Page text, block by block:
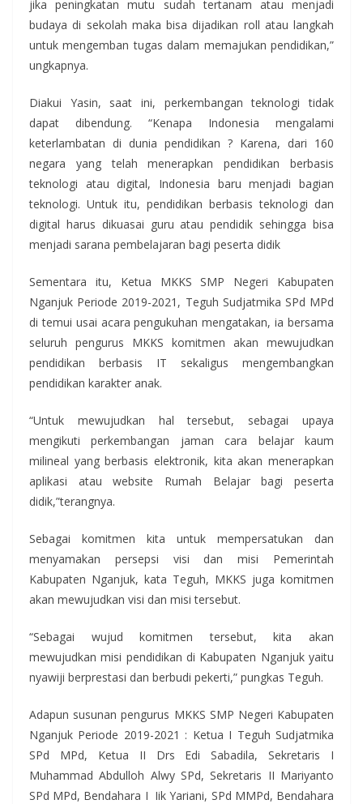
jika peningkatan mutu sudah tertanam atau menjadi
budaya di sekolah maka bisa dijadikan roll atau langkah
untuk mengemban tugas dalam memajukan pendidikan,”
ungkapnya.
Diakui Yasin, saat ini, perkembangan teknologi tidak
dapat dibendung. “Kenapa Indonesia mengalami
keterlambatan di dunia pendidikan ? Karena, dari 160
negara yang telah menerapkan pendidikan berbasis
teknologi atau digital, Indonesia baru menjadi bagian
teknologi. Untuk itu, pendidikan berbasis teknologi dan
digital harus dikuasai guru atau pendidik sehingga bisa
menjadi sarana pembelajaran bagi peserta didik
Sementara itu, Ketua MKKS SMP Negeri Kabupaten
Nganjuk Periode 2019-2021, Teguh Sudjatmika SPd MPd
di temui usai acara pengukuhan mengatakan, ia bersama
seluruh pengurus MKKS komitmen akan mewujudkan
pendidikan berbasis IT sekaligus mengembangkan
pendidikan karakter anak.
“Untuk mewujudkan hal tersebut, sebagai upaya
mengikuti perkembangan jaman cara belajar kaum
milineal yang berbasis elektronik, kita akan menerapkan
aplikasi atau website Rumah Belajar bagi peserta
didik,”terangnya.
Sebagai komitmen kita untuk mempersatukan dan
menyamakan persepsi visi dan misi Pemerintah
Kabupaten Nganjuk, kata Teguh, MKKS juga komitmen
akan mewujudkan visi dan misi tersebut.
“Sebagai wujud komitmen tersebut, kita akan
mewujudkan misi pendidikan di Kabupaten Nganjuk yaitu
nyawiji berprestasi dan berbudi pekerti,” pungkas Teguh.
Adapun susunan pengurus MKKS SMP Negeri Kabupaten
Nganjuk Periode 2019-2021 : Ketua I Teguh Sudjatmika
SPd MPd, Ketua II Drs Edi Sabadila, Sekretaris I
Muhammad Abdulloh Alwy SPd, Sekretaris II Mariyanto
SPd MPd, Bendahara I Iik Yariani, SPd MMPd, Bendahara